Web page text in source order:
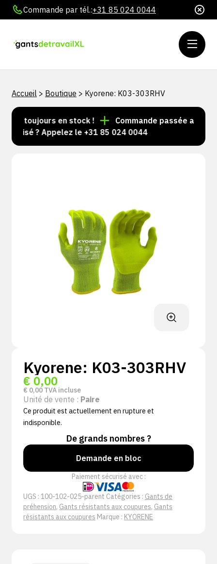
Commande par tél.:+31 85 024 0044
Accueil > Boutique > Kyorene: K03-303RHV
toujours en stock !
Commande passée avant 15
? Appelez le +31 85 024 0044
Kyorene: K03-303RHV
€ 0,00
€ 0,00 TVA incluse
Unité de vente : Paire
Ce produit est actuellement en rupture et
indisponible.
De grands nombres ?
Demande en bloc
Paiement sécurisé avec :
UGS : 100-102-025-parent Catégories : Gants de
préhension, Gants résistants aux coupures, Gants
résistants aux coupures Marque : KYORENE